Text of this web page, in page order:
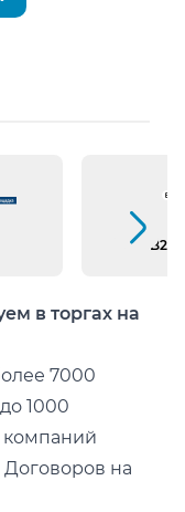
B2B
слайд
в торгах на
7000
1000
компаний
на